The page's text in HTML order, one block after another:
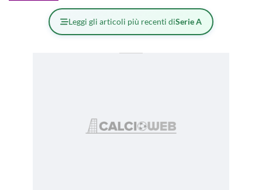
Leggi gli articoli più recenti diSerie A